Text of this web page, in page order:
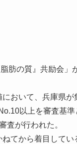
肪の質』共励会」
おいて、兵庫県が
以上を審査基
査が行われた。
てから着目してい